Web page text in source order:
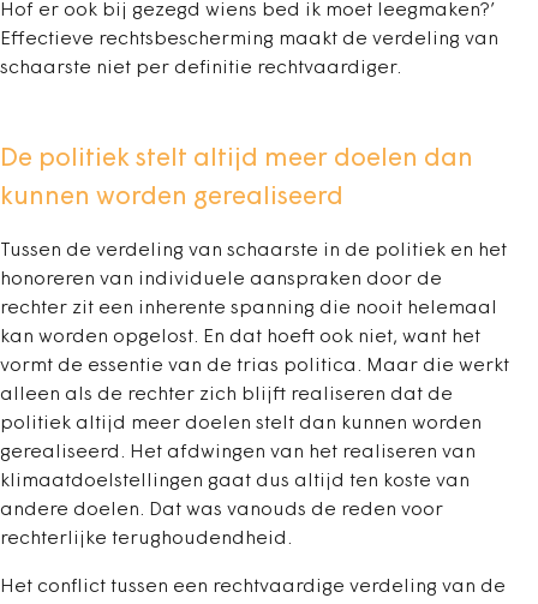
Hof er ook bij gezegd wiens bed ik moet leegmaken?’
Effectieve rechtsbescherming maakt de verdeling van
schaarste niet per definitie rechtvaardiger.
De politiek stelt altijd meer doelen dan
kunnen worden gerealiseerd
Tussen de verdeling van schaarste in de politiek en het
honoreren van individuele aanspraken door de
rechter zit een inherente spanning die nooit helemaal
kan worden opgelost. En dat hoeft ook niet, want het
vormt de essentie van de trias politica. Maar die werkt
alleen als de rechter zich blijft realiseren dat de
politiek altijd meer doelen stelt dan kunnen worden
gerealiseerd. Het afdwingen van het realiseren van
klimaatdoelstellingen gaat dus altijd ten koste van
andere doelen. Dat was vanouds de reden voor
rechterlijke terughoudendheid.
Het conflict tussen een rechtvaardige verdeling van de